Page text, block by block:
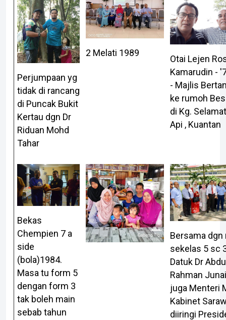
Perjumpaan yg
tidak di rancang
di Puncak Bukit
Kertau dgn Dr
Riduan Mohd
Tahar
2 Melati 1989
Otai Lejen
Kamarudin -
- Majlis
ke rumoh
di Kg.
Api , Kuantan
Bekas
Chempien 7 a
side
(bola)1984.
Masa tu form 5
dengan form 3
tak boleh main
sebab tahun
Bersama dgn
sekelas 5 sc
Datuk Dr
Rahman
juga Menteri
Kabinet
diiringi